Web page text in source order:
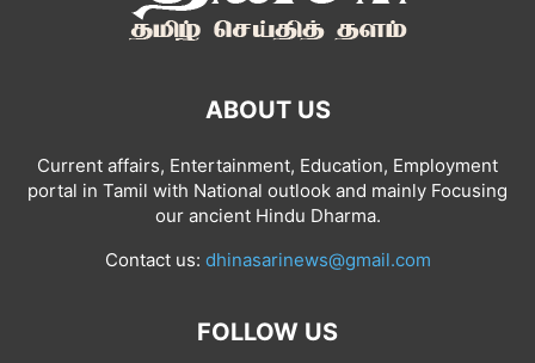
ABOUT US
Current affairs, Entertainment, Education, Employment
portal in Tamil with National outlook and mainly Focusing
our ancient Hindu Dharma.
Contact us: dhinasarinews@gmail.com
FOLLOW US